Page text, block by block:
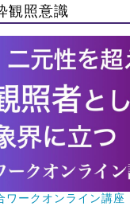
観照意識
ワークオンライン講座